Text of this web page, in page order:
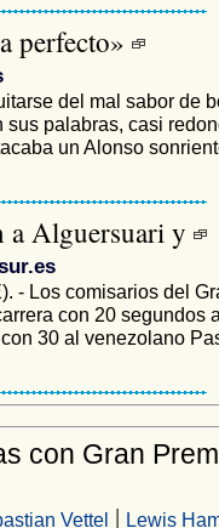
perfecto»
del mal sabor de
palabras, casi
un Alonso
a Alguersuari y
- Los comisarios del
con 20 segundos
30 al venezolano
con Gran
Vettel | Lewis